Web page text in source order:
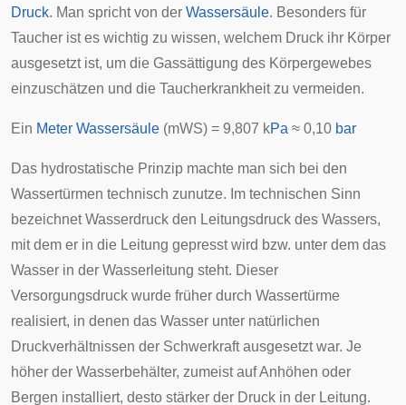
Druck. Man spricht von der Wassersäule. Besonders für
Taucher ist es wichtig zu wissen, welchem Druck ihr Körper
ausgesetzt ist, um die Gassättigung des Körpergewebes
einzuschätzen und die Taucherkrankheitzu vermeiden.
Ein Meter Wassersäule (mWS) = 9,807 kPa ≈ 0,10 bar
Das hydrostatische Prinzip machte man sich bei den
Wassertürmen technisch zunutze. Im technischen Sinn
bezeichnet Wasserdruck den Leitungsdruck des Wassers,
mit dem er in die Leitung gepresst wird bzw. unter dem das
Wasser in der Wasserleitung steht. Dieser
Versorgungsdruck wurde früher durch Wassertürme
realisiert, in denen das Wasser unter natürlichen
Druckverhältnissen der Schwerkraftausgesetzt war. Je
höher der Wasserbehälter, zumeist auf Anhöhen oder
Bergen installiert, desto stärker der Druck in der Leitung.